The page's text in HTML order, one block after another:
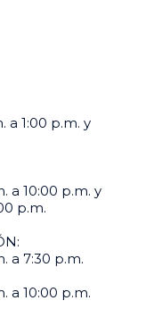
a 1:00 p.m. y
a 10:00 p.m. y
p.m.
a 7:30 p.m.
a 10:00 p.m.